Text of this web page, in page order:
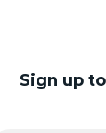
Sign up